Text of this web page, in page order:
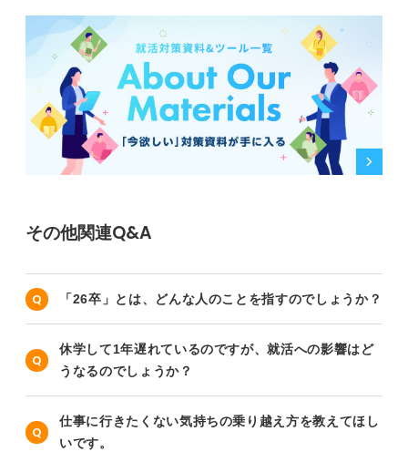
その他関連Q&A
「26卒」とは、どんな人のことを指すのでしょうか？
休学して1年遅れているのですが、就活への影響はど
うなるのでしょうか？
仕事に行きたくない気持ちの乗り越え方を教えてほし
いです。